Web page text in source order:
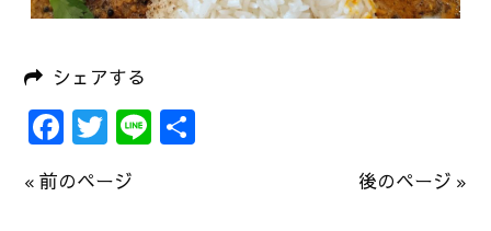
シェアする
Facebook
Twitter
Line
« 前のページ 後のページ »